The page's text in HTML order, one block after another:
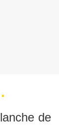
de